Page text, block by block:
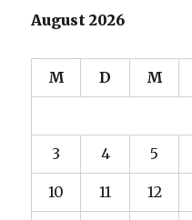
August 2026
M D M
3 4 5
10 11 12